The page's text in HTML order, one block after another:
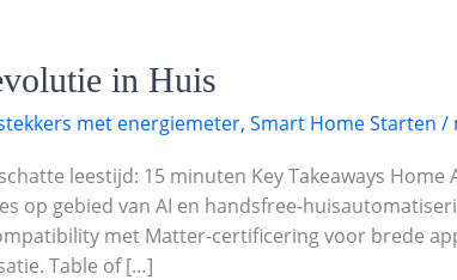
in Huis
met energiemeter, Smart Home Starten /
leestijd: 15 minuten Key Takeaways Home
op gebied van AI en handsfree-
met Matter-certificering voor brede
Table of […]